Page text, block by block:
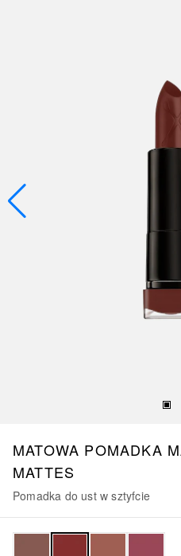
MATOWA POMADKA
MATTES
Pomadka do ust w sztyfcie